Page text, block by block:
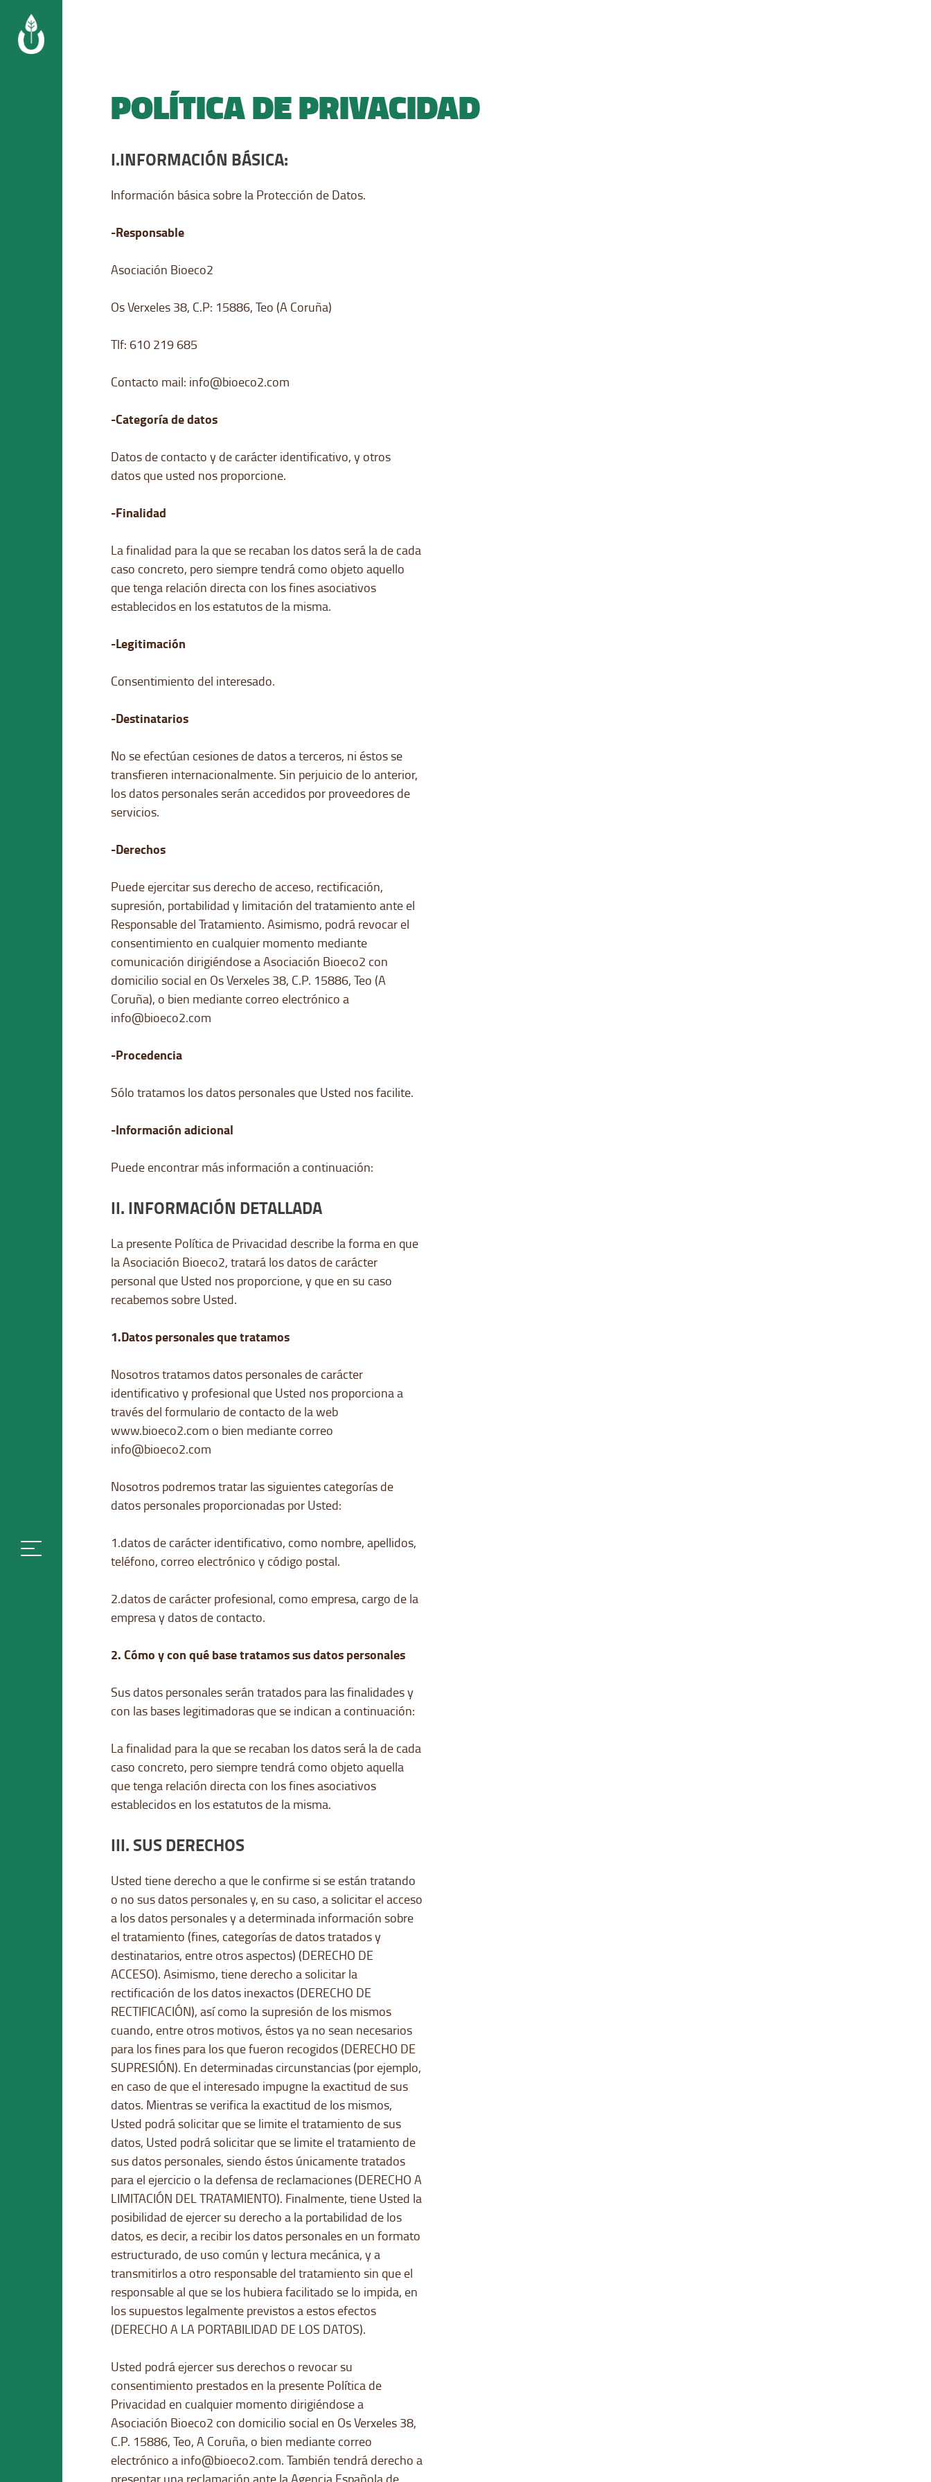
content
POLÍTICA DE PRIVACIDAD
I.INFORMACIÓN BÁSICA:
Información básica sobre la Protección de Datos.
-Responsable
Asociación Bioeco2
Os Verxeles 38, C.P: 15886, Teo (A Coruña)
Tlf: 610 219 685
Contacto mail: info@bioeco2.com
-Categoría de datos
Datos de contacto y de carácter identificativo, y otros
datos que usted nos proporcione.
-Finalidad
La finalidad para la que se recaban los datos será la de cada
caso concreto, pero siempre tendrá como objeto aquello
que tenga relación directa con los fines asociativos
establecidos en los estatutos de la misma.
-Legitimación
Consentimiento del interesado.
-Destinatarios
No se efectúan cesiones de datos a terceros, ni éstos se
transfieren internacionalmente. Sin perjuicio de lo anterior,
los datos personales serán accedidos por proveedores de
servicios.
-Derechos
Puede ejercitar sus derecho de acceso, rectificación,
supresión, portabilidad y limitación del tratamiento ante el
Responsable del Tratamiento. Asimismo, podrá revocar el
consentimiento en cualquier momento mediante
comunicación dirigiéndose a Asociación Bioeco2 con
domicilio social en Os Verxeles 38, C.P. 15886, Teo (A
Coruña), o bien mediante correo electrónico a
info@bioeco2.com
-Procedencia
Sólo tratamos los datos personales que Usted nos facilite.
-Información adicional
Puede encontrar más información a continuación:
II. INFORMACIÓN DETALLADA
La presente Política de Privacidad describe la forma en que
la Asociación Bioeco2, tratará los datos de carácter
personal que Usted nos proporcione, y que en su caso
recabemos sobre Usted.
1.Datos personales que tratamos
Nosotros tratamos datos personales de carácter
identificativo y profesional que Usted nos proporciona a
través del formulario de contacto de la web
www.bioeco2.com o bien mediante correo
info@bioeco2.com
Nosotros podremos tratar las siguientes categorías de
datos personales proporcionadas por Usted:
1.datos de carácter identificativo, como nombre, apellidos,
teléfono, correo electrónico y código postal.
2.datos de carácter profesional, como empresa, cargo de la
empresa y datos de contacto.
2. Cómo y con qué base tratamos sus datos personales
Sus datos personales serán tratados para las finalidades y
con las bases legitimadoras que se indican a continuación:
La finalidad para la que se recaban los datos será la de cada
caso concreto, pero siempre tendrá como objeto aquella
que tenga relación directa con los fines asociativos
establecidos en los estatutos de la misma.
III. SUS DERECHOS
Usted tiene derecho a que le confirme si se están tratando
o no sus datos personales y, en su caso, a solicitar el acceso
a los datos personales y a determinada información sobre
el tratamiento (fines, categorías de datos tratados y
destinatarios, entre otros aspectos) (DERECHO DE
ACCESO). Asimismo, tiene derecho a solicitar la
rectificación de los datos inexactos (DERECHO DE
RECTIFICACIÓN), así como la supresión de los mismos
cuando, entre otros motivos, éstos ya no sean necesarios
para los fines para los que fueron recogidos (DERECHO DE
SUPRESIÓN). En determinadas circunstancias (por ejemplo,
en caso de que el interesado impugne la exactitud de sus
datos. Mientras se verifica la exactitud de los mismos,
Usted podrá solicitar que se limite el tratamiento de sus
datos, Usted podrá solicitar que se limite el tratamiento de
sus datos personales, siendo éstos únicamente tratados
para el ejercicio o la defensa de reclamaciones (DERECHO A
LIMITACIÓN DEL TRATAMIENTO). Finalmente, tiene Usted la
posibilidad de ejercer su derecho a la portabilidad de los
datos, es decir, a recibir los datos personales en un formato
estructurado, de uso común y lectura mecánica, y a
transmitirlos a otro responsable del tratamiento sin que el
responsable al que se los hubiera facilitado se lo impida, en
los supuestos legalmente previstos a estos efectos
(DERECHO A LA PORTABILIDAD DE LOS DATOS).
Usted podrá ejercer sus derechos o revocar su
consentimiento prestados en la presente Política de
Privacidad en cualquier momento dirigiéndose a
Asociación Bioeco2 con domicilio social en Os Verxeles 38,
C.P. 15886, Teo, A Coruña, o bien mediante correo
electrónico a info@bioeco2.com. También tendrá derecho a
presentar una reclamación ante la Agencia Española de